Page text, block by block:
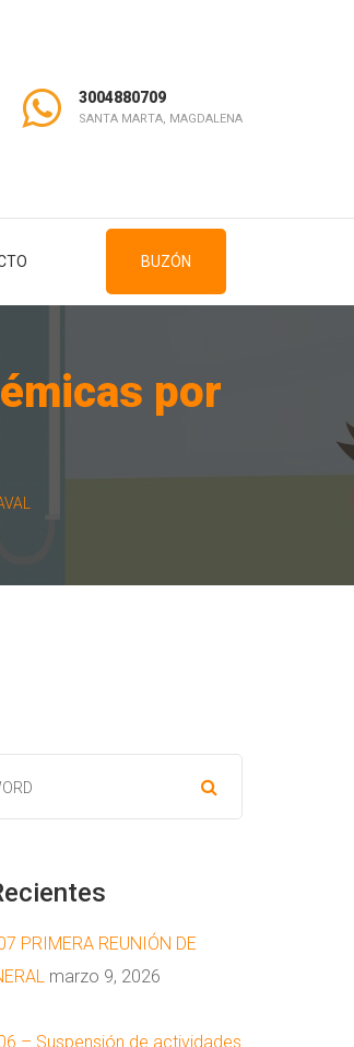
3004880709
SANTA MARTA, MAGDALENA
BUZÓN
por
PRIMERA REUNIÓN DE
marzo 9, 2026
– Suspensión de actividades